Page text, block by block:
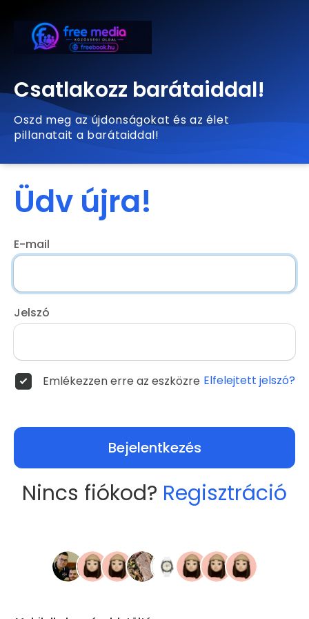
Csatlakozz barátaiddal!
Oszd meg az újdonságokat és az élet
pillanatait a barátaiddal!
Üdv újra!
E-mail
Jelszó
Emlékezzen erre az eszközre Elfelejtett jelszó?
Bejelentkezés
Nincs fiókod? Regisztráció